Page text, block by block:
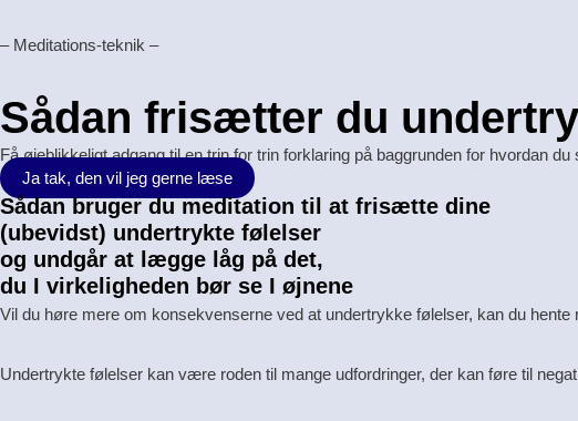
til
– Meditations-teknik –
Sådan frisætter du
Få øjeblikkeligt adgang til en trin for trin forklaring på baggrunden for hvordan du
Ja tak, den vil jeg gerne læse
Sådan bruger du meditation til at frisætte dine
(ubevidst) undertrykte følelser
og undgår at lægge låg på det,
du I virkeligheden bør se I øjnene
Vil du høre mere om konsekvenserne ved at undertrykke følelser, kan du hente
Undertrykte følelser kan være roden til mange udfordringer, der kan føre til